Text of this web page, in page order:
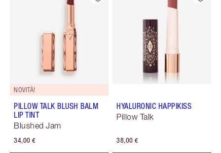
NOVITÀ!
PILLOW TALK BLUSH BALM
LIP TINT
Blushed Jam
34,00 €
HYALURONIC HAPPIKISS
Pillow Talk
38,00 €